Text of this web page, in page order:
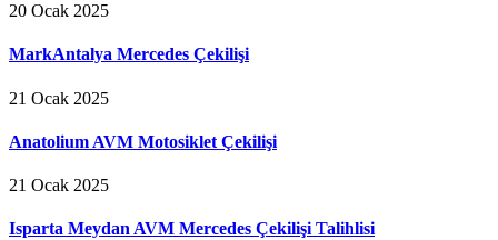
20 Ocak 2025
MarkAntalya Mercedes Çekilişi
21 Ocak 2025
Anatolium AVM Motosiklet Çekilişi
21 Ocak 2025
Isparta Meydan AVM Mercedes Çekilişi Talihlisi